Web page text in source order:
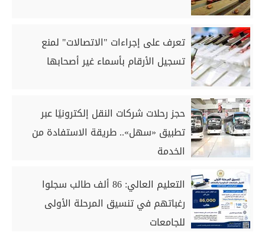
تعرف على إجراءات "الاتصالات" لمنع
تسجيل الأرقام بأسماء غير أصحابها
حجز رحلات شركات النقل إلكترونيًا عبر
تطبيق «سهل».. طريقة الاستفادة من
الخدمة
التعليم العالي: 86 ألف طالب سجلوا
رغباتهم في تنسيق المرحلة الأولى
للجامعات